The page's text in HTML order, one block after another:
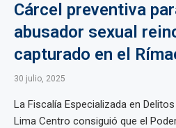
Cárcel preventiva
abusador sexual
capturado en el
30 julio, 2025
La Fiscalía Especializada en
Lima Centro consiguió que el